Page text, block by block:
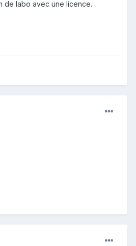
de labo avec une licence.